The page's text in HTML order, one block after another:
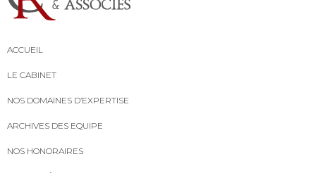
ACCUEIL
LE CABINET
NOS DOMAINES D’EXPERTISE
ARCHIVES DES EQUIPE
NOS HONORAIRES